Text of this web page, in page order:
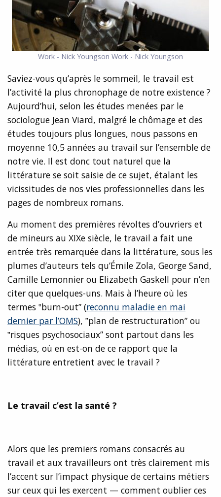
Work - Nick Youngson Work - Nick Youngson
Saviez-vous qu’après le sommeil, le travail est
l’activité la plus chronophage de notre existence ?
Aujourd’hui, selon les études menées par le
sociologue Jean Viard, malgré le chômage et des
études toujours plus longues, nous passons en
moyenne 10,5 années au travail sur l’ensemble de
notre vie. Il est donc tout naturel que la
littérature se soit saisie de ce sujet, étalant les
vicissitudes de nos vies professionnelles dans les
pages de nombreux romans.
Au moment des premières révoltes d’ouvriers et
de mineurs au XIXe siècle, le travail a fait une
entrée très remarquée dans la littérature, sous les
plumes d’auteurs tels qu’Émile Zola, George Sand,
Camille Lemonnier ou Elizabeth Gaskell pour n’en
citer que quelques-uns. Mais à l’heure où les
termes ‟burn-out” (reconnu maladie en mai
dernier par l’OMS), ‟plan de restructuration” ou
‟risques psychosociaux” sont partout dans les
médias, où en est-on de ce rapport que la
littérature entretient avec le travail ?
Le travail c’est la santé ?
Alors que les premiers romans consacrés au
travail et aux travailleurs ont très clairement mis
l’accent sur l’impact physique de certains métiers
sur ceux qui les exercent — comment oublier ces